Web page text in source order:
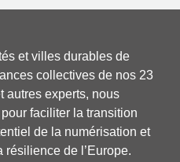
et villes durables de
collectives de nos 23
autres experts, nous
faciliter la transition
de la numérisation et
résilience de l’Europe.